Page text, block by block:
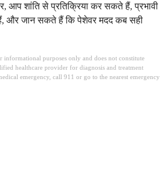
आप शांति से प्रतिक्रिया कर सकते हैं, प्रभावी
और जान सकते हैं कि पेशेवर मदद कब सही
informational purposes only and does not constitute
healthcare provider for diagnosis and treatment
emergency, call 911 or go to the nearest emergency